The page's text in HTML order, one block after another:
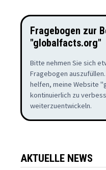
Fragebogen zur
"globalfacts.org"
Bitte nehmen Sie sich
Fragebogen
helfen, meine Website
kontinuierlich zu
weiterzuentwickeln.
AKTUELLE NEWS